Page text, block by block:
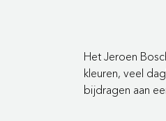
Het Jeroen
kleuren, veel
bijdragen aan